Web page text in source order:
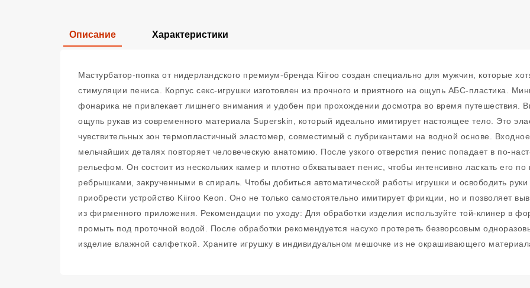
Описание Характеристики
Мастурбатор-попка от нидерландского премиум-бренда Kiiroo создан специально для мужчин, которые
стимуляции пениса. Корпус секс-игрушки изготовлен из прочного и приятного на ощупь АБС-пластика.
фонарика не привлекает лишнего внимания и удобен при прохождении досмотра во время путешествия.
ощупь рукав из современного материала Superskin, который идеально имитирует настоящее тело. Это
чувствительных зон термопластичный эластомер, совместимый с лубрикантами на водной основе.
мельчайших деталях повторяет человеческую анатомию. После узкого отверстия пенис попадает в по-
рельефом. Он состоит из нескольких камер и плотно обхватывает пенис, чтобы интенсивно ласкать его
ребрышками, закрученными в спираль. Чтобы добиться автоматической работы игрушки и освободить
приобрести устройство Kiiroo Keon. Оно не только самостоятельно имитирует фрикции, но и позволяет
из фирменного приложения. Рекомендации по уходу: Для обработки изделия используйте той-клинер в
промыть под проточной водой. После обработки рекомендуется насухо протереть безворсовым
изделие влажной салфеткой. Храните игрушку в индивидуальном мешочке из не окрашивающего